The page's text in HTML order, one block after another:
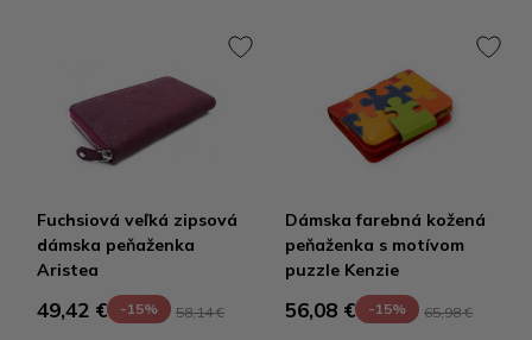
Fuchsiová veľká zipsová
dámska peňaženka
Aristea
49,42 € -15% 58,14 €
Dámska farebná kožená
peňaženka s motívom
puzzle Kenzie
56,08 € -15% 65,98 €